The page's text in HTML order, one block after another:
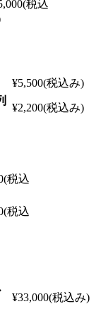
税込
¥5,500(税込み)
¥2,200(税込み)
税込
税込
¥33,000(税込み)